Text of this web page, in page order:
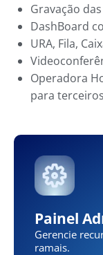
Gravação
DashBoard
URA, Fila,
Operadora
para
Painel
Gerencie
ramais.